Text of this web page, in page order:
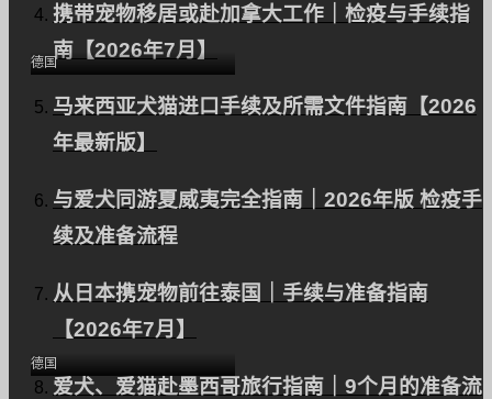
携带宠物移居或赴加拿大工作｜检疫与手续指
南【2026年7月】
马来西亚犬猫进口手续及所需文件指南【2026
年最新版】
与爱犬同游夏威夷完全指南｜2026年版 检疫手
续及准备流程
从日本携宠物前往泰国｜手续与准备指南
【2026年7月】
爱犬、爱猫赴墨西哥旅行指南｜9个月的准备流
（英）
德国
两只孟加拉猫从日本出口
到迪拜。
德国